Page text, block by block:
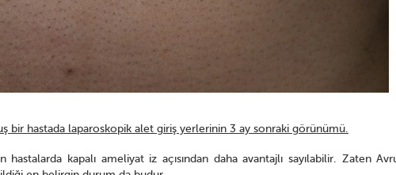
bir hastada laparoskopik alet giriş yerlerinin 3 ay sonraki görünümü.
hastalarda kapalı ameliyat iz açısından daha avantajlı sayılabilir. Zaten